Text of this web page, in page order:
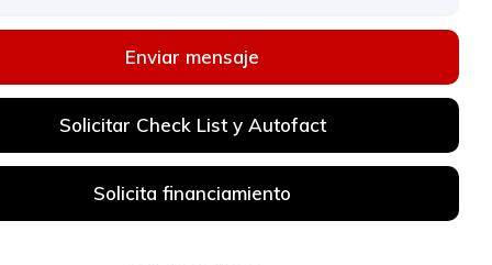
Enviar mensaje
Solicitar Check List y Autofact
Solicita financiamiento